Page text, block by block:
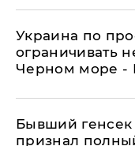
Украина по
ограничивать
Черном море -
Бывший
признал